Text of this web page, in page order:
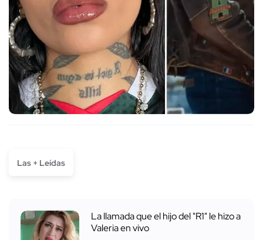
Las + Leídas
La llamada que el hijo del "R1" le hizo a
Valeria en vivo